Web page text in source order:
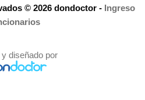
© 2026 dondoctor - Ingreso
diseñado por